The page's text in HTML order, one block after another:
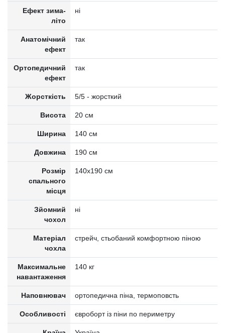
Ефект зима-
літо
ні
Анатомічний
ефект
так
Ортопедичний
ефект
так
Жорсткість 5/5 - жорсткий
Висота 20 см
Ширина 140 см
Довжина 190 см
Розмір
спального
місця
140x190 см
Зйомний
чохол
ні
Матеріал
чохла
стрейч, стьобаний комфортною піною
Максимальне
навантаження
140 кг
Наповнювач ортопедична піна, термоповсть
Особливості євроборт із піни по периметру